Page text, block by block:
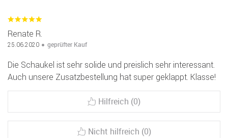
Renate R.
25.06.2020 geprüfter Kauf
Die Schaukel ist sehr solide und preislich sehr interessant.
Auch unsere Zusatzbestellung hat super geklappt. Klasse!
Hilfreich (0)
Nicht hilfreich (0)